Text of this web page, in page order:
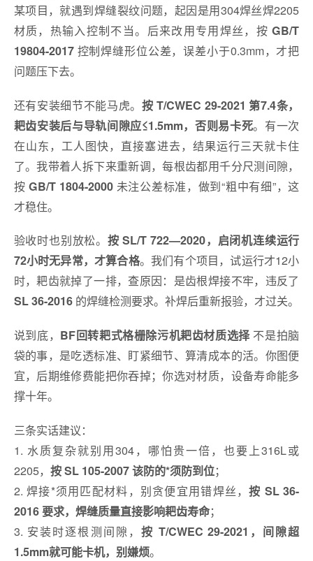
某项目，就遇到焊缝裂纹问题，起因是用304焊丝焊2205
材质，热输入控制不当。后来改用专用焊丝，按GB/T
19804-2017控制焊缝形位公差，误差小于0.3mm，才把
问题压下去。
还有安装细节不能马虎。 按 T/CWEC 29-2021 第7.4条，
耙齿安装后与导轨间隙应≤1.5mm，否则易卡死。有一次
在山东，工人图快，直接塞进去，结果运行三天就卡住
了。我带着人拆下来重新调，每根齿都用千分尺测间隙，
按GB/T 1804-2000未注公差标准，做到“粗中有细”，这
才稳住。
验收时也别放松。 按 SL/T 722—2020，启闭机连续运行
72小时无异常，才算合格。我们有个项目，试运行才12小
时，耙齿就掉了一排，查原因：是齿根焊接不牢，违反了
SL 36-2016的焊缝检测要求。补焊后重新报验，才过关。
说到底， BF回转耙式格栅除污机耙齿材质选择不是拍脑
袋的事，是吃透标准、盯紧细节、算清成本的活。你图便
宜，后期维修费能把你吞掉；你选对材质，设备寿命能多
撑十年。
三条实话建议：
1. 水质复杂就别用304，哪怕贵一倍，也要上316L或
2205， 按 SL 105-2007 该防的*须防到位；
2. 焊接*须用匹配材料，别贪便宜用错焊丝，按 SL 36-
2016 要求，焊缝质量直接影响耙齿寿命；
3. 安装时逐根测间隙，按 T/CWEC 29-2021，间隙超
1.5mm就可能卡机，别嫌烦。